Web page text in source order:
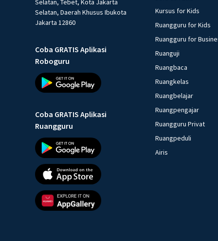
Selatan, Tebet, Kota Jakarta
Selatan, Daerah Khusus Ibukota
Jakarta 12860
Coba GRATIS Aplikasi
Roboguru
Coba GRATIS Aplikasi
Ruangguru
Kursus for Kids
Ruangguru for Kids
Ruangguru for
Ruanguji
Ruangbaca
Ruangkelas
Ruangbelajar
Ruangpengajar
Ruangguru Privat
Ruangpeduli
Airis